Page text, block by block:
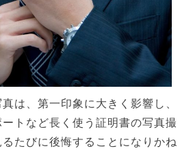
は、第一印象に大きく影響し、
トなど長く使う証明書の写真撮
たびに後悔することになりかね